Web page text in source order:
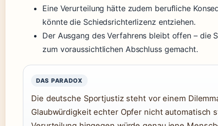
Eine Verurteilung hätte zudem berufliche
könnte die Schiedsrichterlizenz entziehen.
Der Ausgang des Verfahrens bleibt offen – die
zum voraussichtlichen Abschluss gemacht.
DAS PARADOX
Die deutsche Sportjustiz steht vor einem
Glaubwürdigkeit echter Opfer nicht automatisch